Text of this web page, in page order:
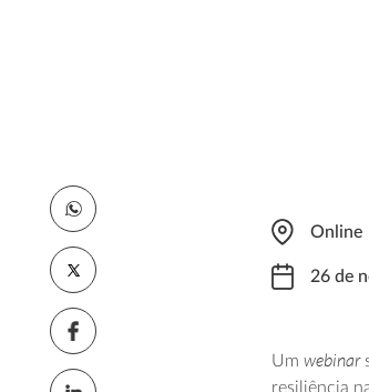
Online
26 de
Umwebinar
resiliência